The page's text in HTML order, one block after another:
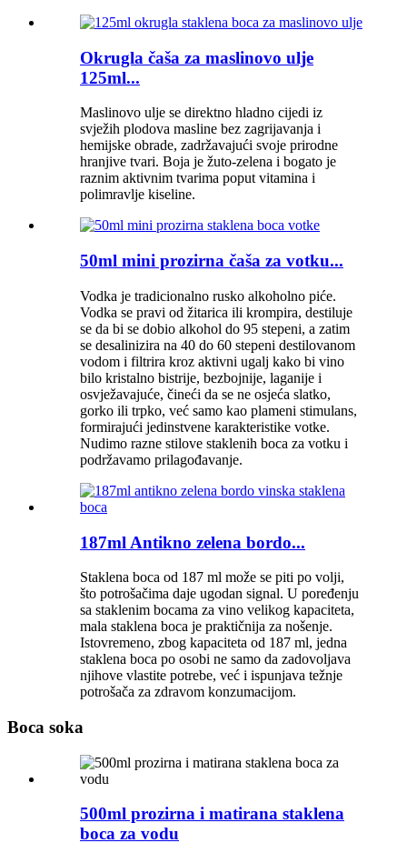
Okrugla čaša za maslinovo ulje
125ml...
Maslinovo ulje se direktno hladno cijedi iz
svježih plodova masline bez zagrijavanja i
hemijske obrade, zadržavajući svoje prirodne
hranjive tvari. Boja je žuto-zelena i bogato je
raznim aktivnim tvarima poput vitamina i
polimravlje kiseline.
50ml mini prozirna čaša za votku...
Vodka je tradicionalno rusko alkoholno piće.
Vodka se pravi od žitarica ili krompira, destiluje
se da bi se dobio alkohol do 95 stepeni, a zatim
se desalinizira na 40 do 60 stepeni destilovanom
vodom i filtrira kroz aktivni ugalj kako bi vino
bilo kristalno bistrije, bezbojnije, laganije i
osvježavajuće, čineći da se ne osjeća slatko,
gorko ili trpko, već samo kao plameni stimulans,
formirajući jedinstvene karakteristike votke.
Nudimo razne stilove staklenih boca za votku i
podržavamo prilagođavanje.
187ml Antikno zelena bordo...
Staklena boca od 187 ml može se piti po volji,
što potrošačima daje ugodan signal. U poređenju
sa staklenim bocama za vino velikog kapaciteta,
mala staklena boca je praktičnija za nošenje.
Istovremeno, zbog kapaciteta od 187 ml, jedna
staklena boca po osobi ne samo da zadovoljava
njihove vlastite potrebe, već i ispunjava težnje
potrošača za zdravom konzumacijom.
Boca soka
500ml prozirna i matirana staklena
boca za vodu